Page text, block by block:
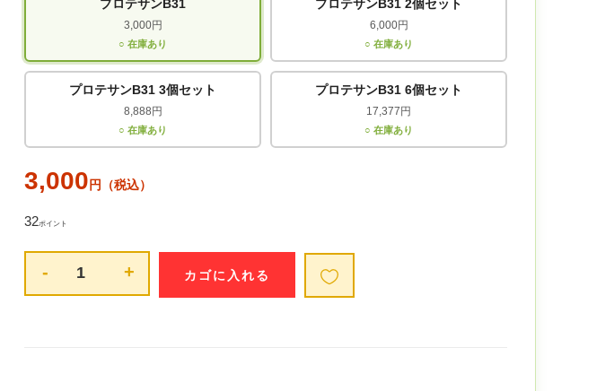
プロテサンB31
3,000円
○ 在庫あり
プロテサンB31 2個セット
6,000円
○ 在庫あり
プロテサンB31 3個セット
8,888円
○ 在庫あり
プロテサンB31 6個セット
17,377円
○ 在庫あり
3,000 円（税込）
32ポイント
- +